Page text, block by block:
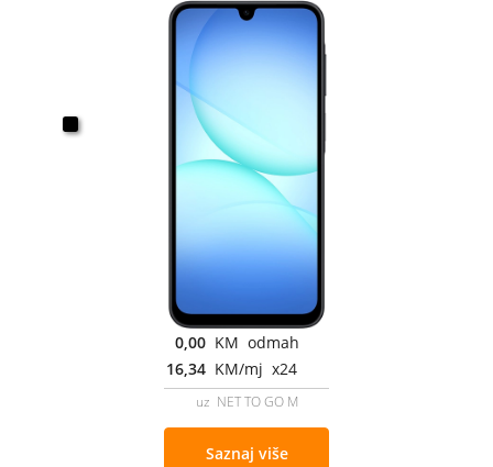
0,00 KM odmah
16,34 KM/mj x24
uz NET TO GO M
Saznaj više